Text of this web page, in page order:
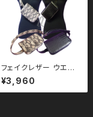
フェイクレザー ウエスト
ポーチ バッグ パイソン
クロコダイル qba2100
01 ユニセックス モノト
¥3,960